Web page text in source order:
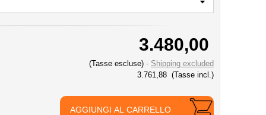
3.480,00
(Tasse escluse)
Shipping excluded
3.761,88 (Tasse incl.)
AGGIUNGI AL CARRELLO